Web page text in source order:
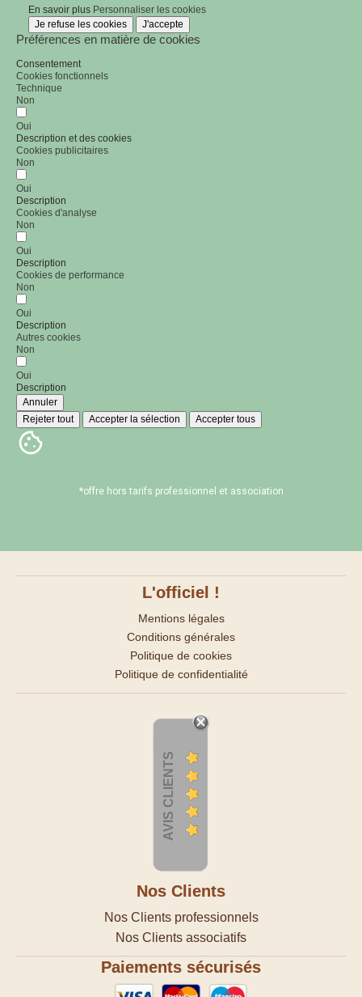
En savoir plus Personnaliser les cookies
Je refuse les cookies
J'accepte
Préférences en matière de cookies
Consentement
Cookies fonctionnels
Technique
Non
Oui
Description et des cookies
Cookies publicitaires
Non
Oui
Description
Cookies d'analyse
Non
Oui
Description
Cookies de performance
Non
Oui
Description
Autres cookies
Non
Oui
Description
Annuler
Rejeter tout
Accepter la sélection Accepter tous
*offre hors tarifs professionnel et association
L'officiel !
Mentions légales
Conditions générales
Politique de cookies
Politique de confidentialité
AVIS CLIENTS
Nos Clients
Nos Clients professionnels
Nos Clients associatifs
Paiements sécurisés